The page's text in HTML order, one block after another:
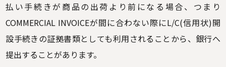
払い手続きが商品の出荷より前になる場合、つまり
COMMERCIAL INVOICEが間に合わない際にL/C(信用状)開
設手続きの証拠書類としても利用されることから、銀行へ
提出することがあります。